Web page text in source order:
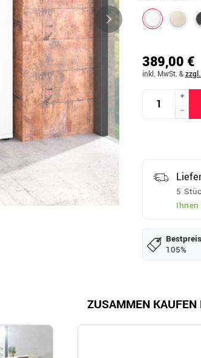
Abdeckhauben & Zubehör
389,00 €
inkl. MwSt. &
5
Ihnen
105%
ZUSAMMEN